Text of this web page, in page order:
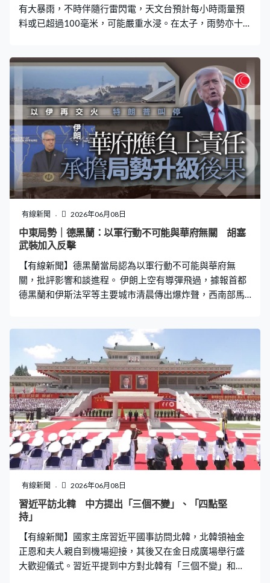
有大暴雨，不時伴隨行雷閃電，天文台預計每小時雨量預
料或已超過100毫米，可能嚴重水浸。在太子，雨勢亦十
能引致山洪暴發，市民應遠離河道。 醫管局表示家庭醫學
診所、夜間門診服務將會停止，急症室維持正常服務。
有線新聞 2026年06月08日
中東局勢｜德黑蘭：以軍行動不可能與華府無關 胡塞
武裝加入反擊
【有線新聞】德黑蘭當局認為以軍行動不可能與華府無
關，批評影響和談進程。 伊朗上空有導彈飛過，據報首都
德黑蘭和伊斯法罕等主要城市清晨傳出爆炸聲，西南部馬
標發動空襲，並派出數十架戰機，大規模攻擊伊朗的戰略
防禦系統，報復較早前北部拉馬特戴維空軍基地遇襲。伊
朗則聲稱對以色列另外兩個位於南部和中部的空軍基地，
以及海法的化工廠還擊，強調各個作戰單位準備好擴大行
動。也門亦稱向以色列中部雅法發射導彈，並會攻擊在紅
海航行的以方船隻。 美國總統特朗普較早前受訪，指不滿
以色列和伊朗互相攻擊，稱伊朗的行動無助談判，敦促重
返談判桌和達成協議，不希望目前情況導致談判破裂。據
悉他跟以色列總理內塔尼亞胡通話約半小時，聲稱美伊談
判即將取得進展，呼籲對方不要報復。 不過伊朗外交部認
為華府應為以色列軍事行動負上責任，批評她們不斷違反
停火協議，影響外交進程，美方需要承擔局勢升級的後
果；重申結束黎巴嫩衝突必須作為停火協議一部分，會繼
有線新聞 2026年06月08日
習近平訪北韓 中方提出「三個不變」、「四點堅
持」
【有線新聞】國家主席習近平國事訪問北韓，北韓領袖金
正恩和夫人親自到機場迎接，其後又在金日成廣場舉行盛
大歡迎儀式。習近平提到中方對北韓有「三個不變」和